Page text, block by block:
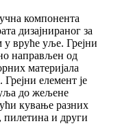
компонента
дизајнираног за
вруће уље. Грејни
направљен од
материјала
Грејни елемент је
до жељене
кување разних
пилетина и други